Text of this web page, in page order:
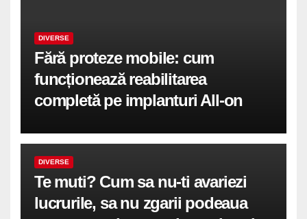
DIVERSE
Fără proteze mobile: cum
funcționează reabilitarea
completă pe implanturi All-on
DIVERSE
Te muti? Cum sa nu-ti avariezi
lucrurile, sa nu zgarii podeaua